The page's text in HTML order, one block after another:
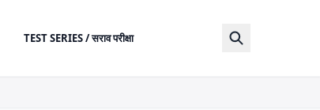
TEST SERIES / सराव परीक्षा